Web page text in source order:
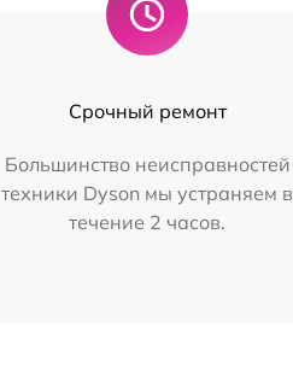
Срочный ремонт
Большинство неисправностей
техники Dyson мы устраняем в
течение 2 часов.